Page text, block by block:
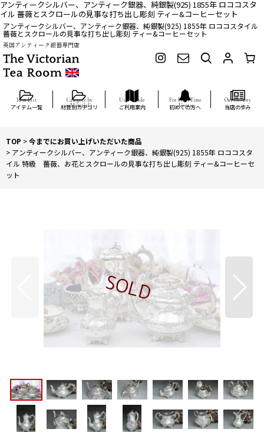
アンティークシルバー、アンティーク銀器、純銀製(925) 1855年 ロココスタ
イル 薔薇とスクロールの見事な打ち出し彫刻 ティー&コーヒーセット
アンティークシルバー、アンティーク銀器、純銀製(925) 1855年 ロココスタイル
薔薇とスクロールの見事な打ち出し彫刻 ティー&コーヒーセット
英国アンティーク銀器専門店
アイテム一覧 材質別カテゴリ ご利用案内 初めての方へ 当店の歩み
TOP >今までにお買い上げいただいた商品
> アンティークシルバー、アンティーク銀器、純銀製(925) 1855年 ロココスタ
イル 特級 薔薇、お花とスクロールの見事な打ち出し彫刻 ティー&コーヒーセ
ット